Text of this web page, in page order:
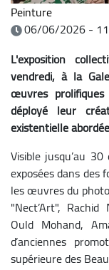
Peinture
06/06/2026 -
L'exposition
vendredi, à la
œuvres
déployé leur
existentielle
Visible jusqu’au
exposées dans
les œuvres du
"Nect’Art",
Ould Mohand,
d’anciennes
supérieure des